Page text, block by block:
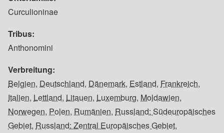
Curculioninae
Tribus
Anthonomini
Verbreitung
Belgien, Deutschland, Dänemark, Estland, Frankreich,
Italien, Lettland, Litauen, Luxemburg, Moldawien,
Norwegen, Polen, Rumänien, Russland: Südeuropäisches
Gebiet, Russland: Zentral Europäisches Gebiet,